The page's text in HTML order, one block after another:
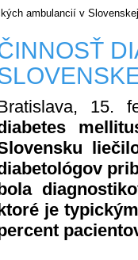
ambulancií v
15.
je